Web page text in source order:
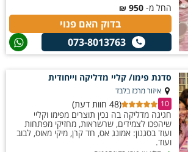
החל מ- 950
₪
בדוק האם פנוי
073-8013763
סדנת פימו/ קליי מדליקה וייחודית
איזור מרכז בלבד
10
(48 חוות דעת)
חגיגה מדליקה בה נכין תוצרים מפימו וקליי
שיהפכו לצמידים, שרשראות, מחזיקי מפתחות
ועוד בסגנון: אמונג אס, חד קרן, מיקי מאוס, לבוב
ועוד.